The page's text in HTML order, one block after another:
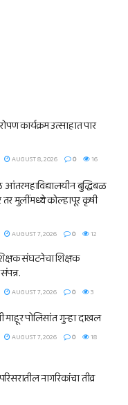
कार्यक्रम उत्साहात पार
AUGUST 8, 2026 0 16
आंतरमहाविद्यालयीन बुद्धिबळ
तर मुलींमध्ये कोल्हापूर कृषी
AUGUST 7, 2026 0 12
संघटनेचा शिक्षक
AUGUST 7, 2026 0 3
माहूर पोलिसांत गुन्हा दाखल
AUGUST 7, 2026 0 18
नागरिकांचा तीव्र